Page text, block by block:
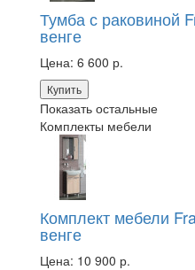
Тумба с раковиной
венге
Цена: 6 600 р.
Купить
Показать остальные
Комплекты мебели
Комплект мебели
венге
Цена: 10 900 р.